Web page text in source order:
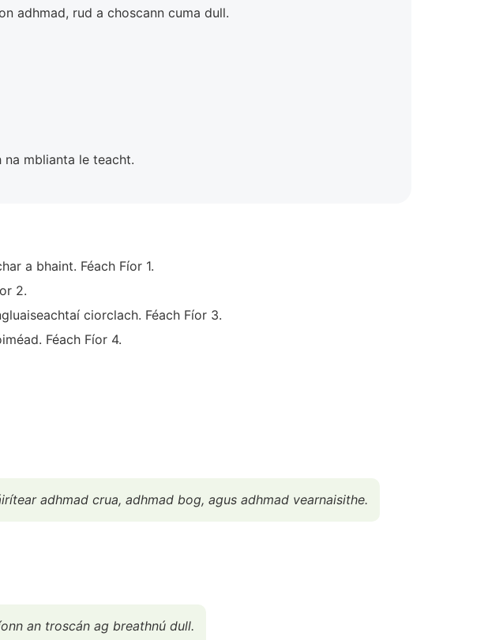
adhmad, rud a choscann cuma dull.
mblianta le teacht.
a bhaint. Féach Fíor 1.
2.
ciorclach. Féach Fíor 3.
Féach Fíor 4.
adhmad crua, adhmad bog, agus adhmad vearnaisithe.
an troscán ag breathnú dull.